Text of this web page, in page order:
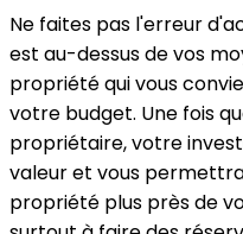
Ne faites pas l'erreur
est au-dessus de vos
propriété qui vous
votre budget. Une fois
propriétaire, votre
valeur et vous
propriété plus près de